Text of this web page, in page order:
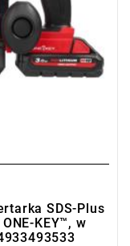
SDS-Plus
KEY™, w